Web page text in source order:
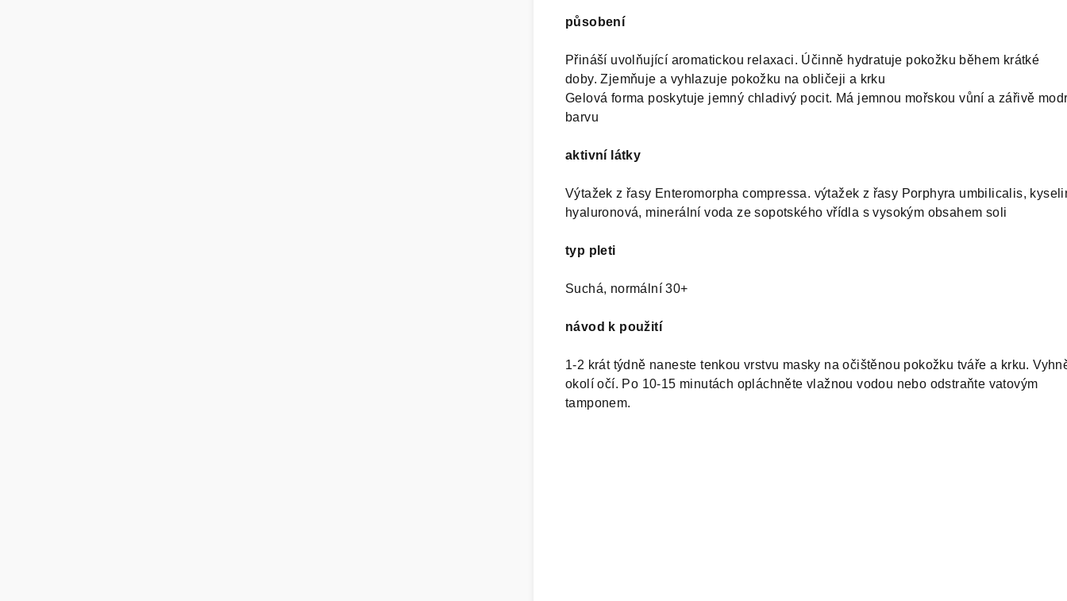
působení
Přináší uvolňující aromatickou relaxaci. Účinně hydratuje pokožku během krátké
doby. Zjemňuje a vyhlazuje pokožku na obličeji a krku
Gelová forma poskytuje jemný chladivý pocit. Má jemnou mořskou vůní a zářivě
barvu
aktivní látky
Výtažek z řasy Enteromorpha compressa. výtažek z řasy Porphyra umbilicalis,
hyaluronová, minerální voda ze sopotského vřídla s vysokým obsahem soli
typ pleti
Suchá, normální 30+
návod k použití
1-2 krát týdně naneste tenkou vrstvu masky na očištěnou pokožku tváře a krku.
okolí očí. Po 10-15 minutách opláchněte vlažnou vodou nebo odstraňte vatovým
tamponem.